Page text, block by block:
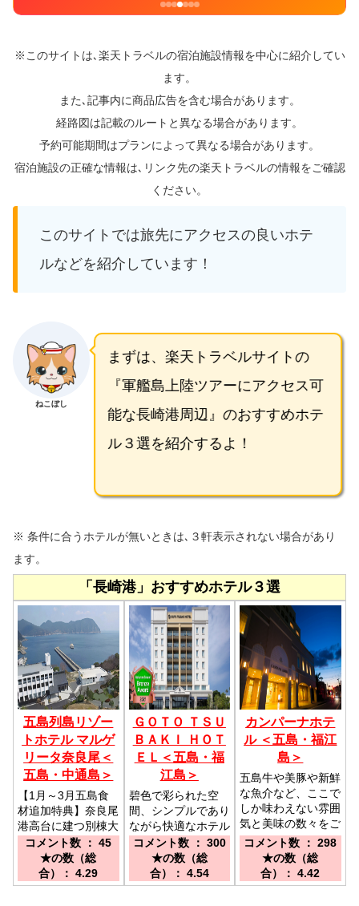
※このサイトは､楽天トラベルの宿泊施設情報を中心に紹介してい
ます。
また､記事内に商品広告を含む場合があります。
経路図は記載のルートと異なる場合があります。
予約可能期間はプランによって異なる場合があります。
宿泊施設の正確な情報は､リンク先の楽天トラベルの情報をご確認
ください。
このサイトでは旅先にアクセスの良いホテ
ルなどを紹介しています！
ねこぼし
まずは、楽天トラベルサイトの
『軍艦島上陸ツアーにアクセス可
能な長崎港周辺』のおすすめホテ
ル３選を紹介するよ！
※ 条件に合うホテルが無いときは､３軒表示されない場合があり
ます。
「長崎港」おすすめホテル３選
五島列島リゾー
トホテル マルゲ
リータ奈良尾＜
五島・中通島＞
【1月～3月五島食
材追加特典】奈良尾
港高台に建つ別棟大
浴場など五島の眺望
と食が迎えるリゾー
トホテル／奈良尾港
高台に建つ五島灘の
コメント数 ： 45
★の数（総
合）： 4.29
ＧＯＴＯ ＴＳＵ
ＢＡＫＩ ＨＯＴ
ＥＬ＜五島・福
江島＞
碧色で彩られた空
間、シンプルであり
ながら快適なホテル
ステイと、五島灘の
旬の味をお楽しみい
ただけます。／福江
空港よりお車にて約
コメント数 ： 300
★の数（総
合）： 4.54
カンパーナホテ
ル ＜五島・福江
島＞
五島牛や美豚や新鮮
な魚介など、ここで
しか味わえない雰囲
気と美味の数々をご
堪能ください♪／五
島の玄関口＝福江港
ターミナルより徒歩
７分／福江空港より
コメント数 ： 298
★の数（総
合）： 4.42